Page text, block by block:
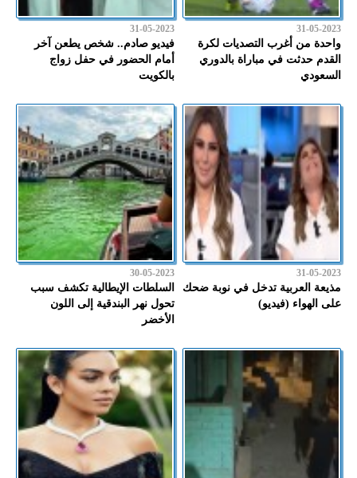
31-05-2023
واحدة من أغرب التصديات لكرة
القدم حدثت في مباراة بالدوري
السعودي
31-05-2023
فيديو صادم.. شخص يطعن آخر
أمام الحضور في حفل زواج
بالكويت
31-05-2023
مذيعة العربية تدخل في نوبة ضحك
على الهواء (فيديو)
30-05-2023
السلطات الإيطالية تكشف سبب
تحول نهر البندقية إلى اللون
الأخضر